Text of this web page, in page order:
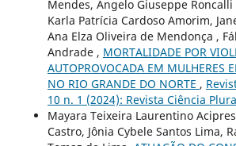
Mendes, Ângelo Giuseppe
Karla Patrícia Cardoso Amorim,
Ana Elza Oliveira de Mendonça ,
Andrade , MORTALIDADE POR
AUTOPROVOCADA EM MULHERES
NO RIO GRANDE DO NORTE ,
10 n. 1 (2024): Revista Ciência
Mayara Teixeira Laurentino
Castro, Jônia Cybele Santos Lima,